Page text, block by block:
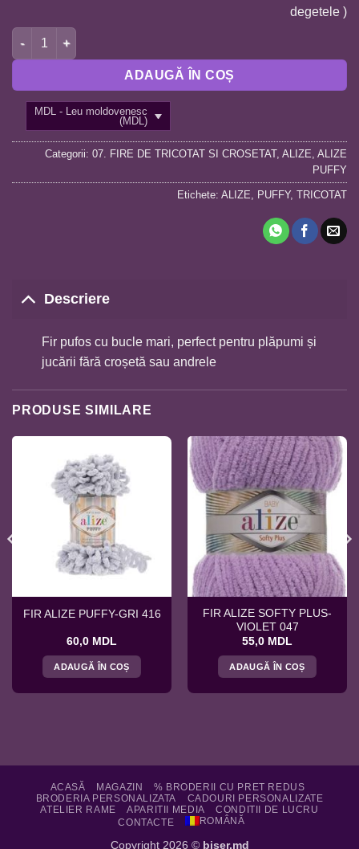
degetele )
Cantitate FIR ALIZE PUFFY-CAFENIU 234
ADAUGĂ ÎN COȘ
MDL - Leu moldovenesc
(MDL)
Categorii: 07. FIRE DE TRICOTAT SI CROSETAT, ALIZE ALIZE
PUFFY
Etichete: ALIZE PUFFY, TRICOTAT
Descriere
Fir pufos cu bucle mari, perfect pentru plăpumi și
jucării fără croșetă sau andrele
PRODUSE SIMILARE
FIR ALIZE PUFFY-GRI 416
60,0 MDL
ADAUGĂ ÎN COȘ
FIR ALIZE SOFTY PLUS-
VIOLET 047
55,0 MDL
ADAUGĂ ÎN COȘ
ACASĂ MAGAZIN
% BRODERII CU PRET REDUS
BRODERIA PERSONALIZATA
CADOURI PERSONALIZATE
ATELIER RAME
APARITII MEDIA
CONDITII DE LUCRU
CONTACTE
ROMÂNĂ
Copyright 2026 © biser.md